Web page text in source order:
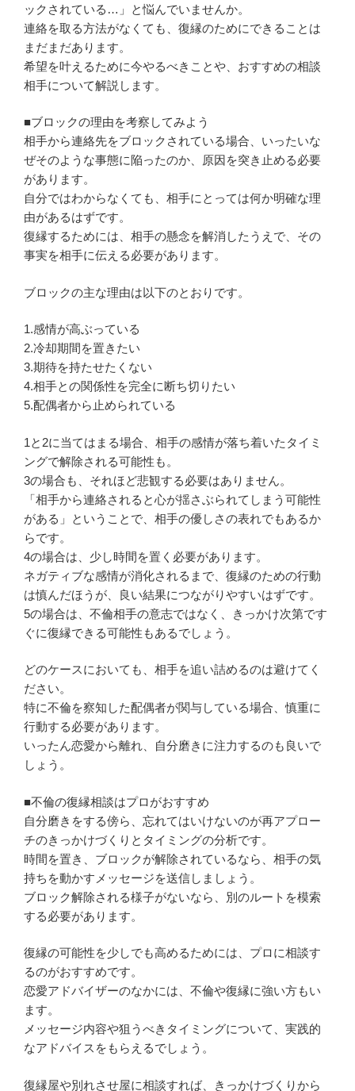
ックされている…」と悩んでいませんか。
連絡を取る方法がなくても、復縁のためにできることは
まだまだあります。
希望を叶えるために今やるべきことや、おすすめの相談
相手について解説します。
■ブロックの理由を考察してみよう
相手から連絡先をブロックされている場合、いったいな
ぜそのような事態に陥ったのか、原因を突き止める必要
があります。
自分ではわからなくても、相手にとっては何か明確な理
由があるはずです。
復縁するためには、相手の懸念を解消したうえで、その
事実を相手に伝える必要があります。
ブロックの主な理由は以下のとおりです。
1.感情が高ぶっている
2.冷却期間を置きたい
3.期待を持たせたくない
4.相手との関係性を完全に断ち切りたい
5.配偶者から止められている
1と2に当てはまる場合、相手の感情が落ち着いたタイミ
ングで解除される可能性も。
3の場合も、それほど悲観する必要はありません。
「相手から連絡されると心が揺さぶられてしまう可能性
がある」ということで、相手の優しさの表れでもあるか
らです。
4の場合は、少し時間を置く必要があります。
ネガティブな感情が消化されるまで、復縁のための行動
は慎んだほうが、良い結果につながりやすいはずです。
5の場合は、不倫相手の意志ではなく、きっかけ次第です
ぐに復縁できる可能性もあるでしょう。
どのケースにおいても、相手を追い詰めるのは避けてく
ださい。
特に不倫を察知した配偶者が関与している場合、慎重に
行動する必要があります。
いったん恋愛から離れ、自分磨きに注力するのも良いで
しょう。
■不倫の復縁相談はプロがおすすめ
自分磨きをする傍ら、忘れてはいけないのが再アプロー
チのきっかけづくりとタイミングの分析です。
時間を置き、ブロックが解除されているなら、相手の気
持ちを動かすメッセージを送信しましょう。
ブロック解除される様子がないなら、別のルートを模索
する必要があります。
復縁の可能性を少しでも高めるためには、プロに相談す
るのがおすすめです。
恋愛アドバイザーのなかには、不倫や復縁に強い方もい
ます。
メッセージ内容や狙うべきタイミングについて、実践的
なアドバイスをもらえるでしょう。
復縁屋や別れさせ屋に相談すれば、きっかけづくりから